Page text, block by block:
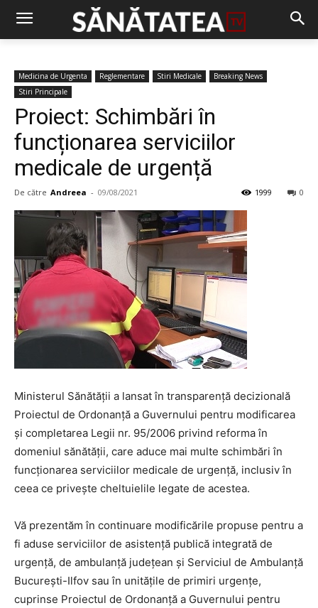
Medicina de Urgenta Reglementare Stiri Medicale
Breaking News
Stiri Principale
Proiect: Schimbări în
funcționarea serviciilor
medicale de urgență
De către Andreea - 09/08/2021 0
1999
Ministerul Sănătății a lansat în transparență decizională
Proiectul de Ordonanță a Guvernului pentru modificarea
și completarea Legii nr. 95/2006 privind reforma în
domeniul sănătății, care aduce mai multe schimbări în
funcționarea serviciilor medicale de urgență, inclusiv în
ceea ce privește cheltuielile legate de acestea.
Vă prezentăm în continuare modificările propuse pentru a
fi aduse serviciilor de asistenţă publică integrată de
urgenţă, de ambulanţă judeţean şi Serviciul de Ambulanţă
Bucureşti-Ilfov sau în unitățile de primiri urgențe,
cuprinse Proiectul de Ordonanță a Guvernului pentru